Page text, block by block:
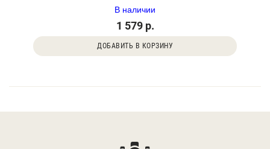
В наличии
1 579 р.
ДОБАВИТЬ В КОРЗИНУ